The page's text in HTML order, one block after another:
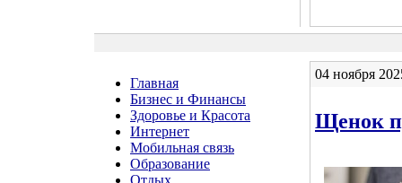
Главная
Бизнес и Финансы
Здоровье и Красота
Интернет
Мобильная связь
Образование
Отдых
04 ноября
Щенок